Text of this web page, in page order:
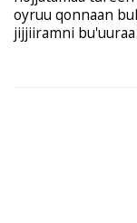
oyruu qonnaan
jijjiiramni